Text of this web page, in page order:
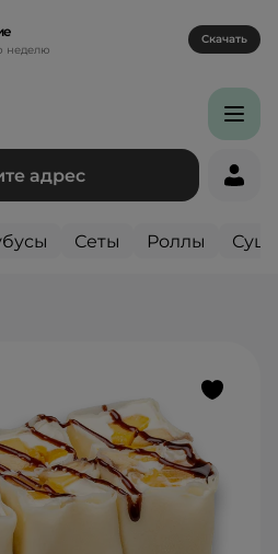
неделю
Скачать
адрес
Сеты Роллы